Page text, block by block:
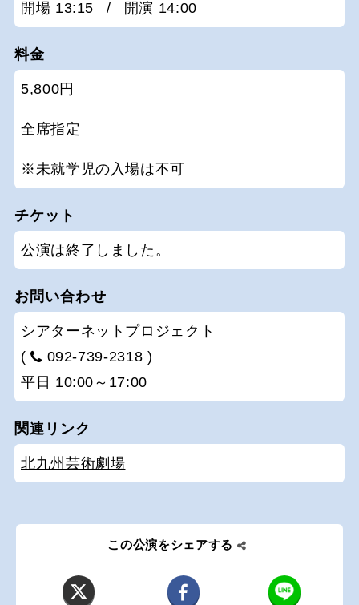
開場 13:15 / 開演 14:00
料金
5,800円
全席指定
※未就学児の入場は不可
チケット
公演は終了しました。
お問い合わせ
シアターネットプロジェクト
(
092-739-2318 )
平日 10:00～17:00
関連リンク
北九州芸術劇場
この公演をシェアする